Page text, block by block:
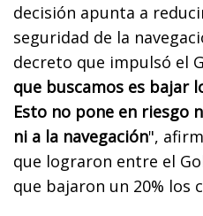
decisión apunta a
seguridad de la
decreto que impulsó el
que buscamos es bajar
Esto no pone en riesgo
ni a la navegación",
que lograron entre el
que bajaron un 20% los